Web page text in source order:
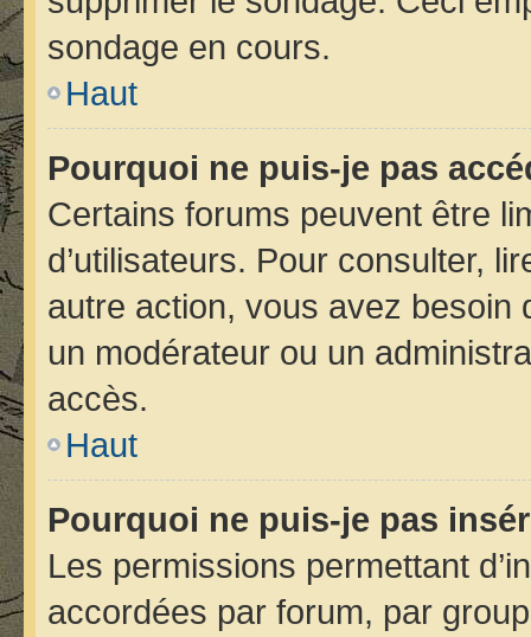
sondage en cours.
Haut
Pourquoi ne puis-je pas
Certains forums peuvent être
d’utilisateurs. Pour consulter,
autre action, vous avez besoin
un modérateur ou un
accès.
Haut
Pourquoi ne puis-je pas
Les permissions permettant
accordées par forum, par